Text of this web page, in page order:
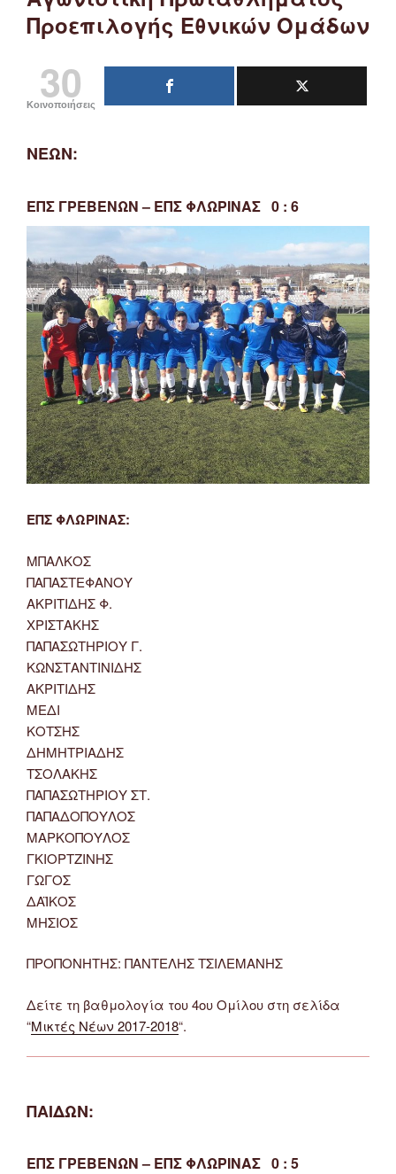
Προεπιλογής Εθνικών Ομάδων
30
Κοινοποιήσεις
ΝΕΩΝ:
ΕΠΣ ΓΡΕΒΕΝΩΝ – ΕΠΣ ΦΛΩΡΙΝΑΣ 0 : 6
ΕΠΣ ΦΛΩΡΙΝΑΣ:
ΜΠΑΛΚΟΣ
ΠΑΠΑΣΤΕΦΑΝΟΥ
ΑΚΡΙΤΙΔΗΣ Φ.
ΧΡΙΣΤΑΚΗΣ
ΠΑΠΑΣΩΤΗΡΙΟΥ Γ.
ΚΩΝΣΤΑΝΤΙΝΙΔΗΣ
ΑΚΡΙΤΙΔΗΣ
ΜΕΔΙ
ΚΟΤΣΗΣ
ΔΗΜΗΤΡΙΑΔΗΣ
ΤΣΟΛΑΚΗΣ
ΠΑΠΑΣΩΤΗΡΙΟΥ ΣΤ.
ΠΑΠΑΔΟΠΟΥΛΟΣ
ΜΑΡΚΟΠΟΥΛΟΣ
ΓΚΙΟΡΤΖΙΝΗΣ
ΓΩΓΟΣ
ΔΑΪΚΟΣ
ΜΗΣΙΟΣ
ΠΡΟΠΟΝΗΤΗΣ: ΠΑΝΤΕΛΗΣ ΤΣΙΛΕΜΑΝΗΣ
Δείτε τη βαθμολογία του 4ου Ομίλου στη σελίδα
“Μικτές Νέων 2017-2018“.
ΠΑΙΔΩΝ:
ΕΠΣ ΓΡΕΒΕΝΩΝ – ΕΠΣ ΦΛΩΡΙΝΑΣ 0 : 5